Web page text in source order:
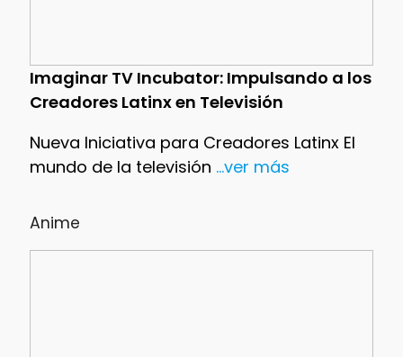
Imaginar TV Incubator: Impulsando a los
Creadores Latinx en Televisión
Nueva Iniciativa para Creadores Latinx El
mundo de la televisión ...ver más
Anime